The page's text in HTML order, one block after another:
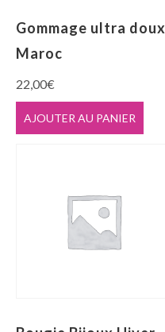
Gommage ultra doux
Maroc
22,00€
AJOUTER AU PANIER